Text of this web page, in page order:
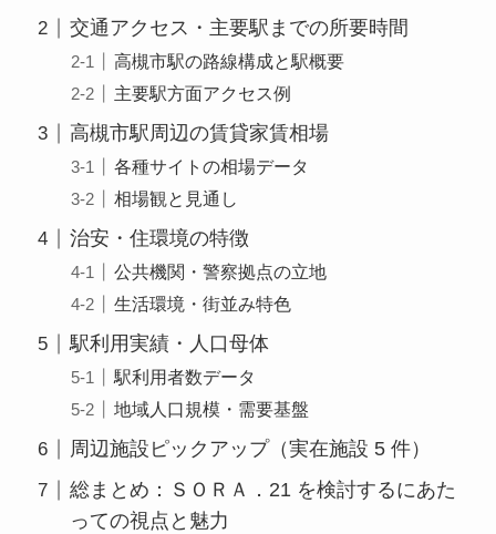
交通アクセス・主要駅までの所要時間
高槻市駅の路線構成と駅概要
主要駅方面アクセス例
高槻市駅周辺の賃貸家賃相場
各種サイトの相場データ
相場観と見通し
治安・住環境の特徴
公共機関・警察拠点の立地
生活環境・街並み特色
駅利用実績・人口母体
駅利用者数データ
地域人口規模・需要基盤
周辺施設ピックアップ（実在施設 5 件）
総まとめ：ＳＯＲＡ．21 を検討するにあた
っての視点と魅力